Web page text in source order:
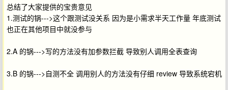
总结了大家提供的宝贵意见
1.测试的锅--->这个跟测试没关系 因为是小需求半天工作量 年底测试
也正在其他项目中就没参与
2.A 的锅--->写的方法没有加参数拦截 导致别人调用全表查询
3.B 的锅--->自测不全 调用别人的方法没有仔细 review 导致系统宕机